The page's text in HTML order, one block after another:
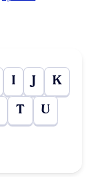
I J K
T U